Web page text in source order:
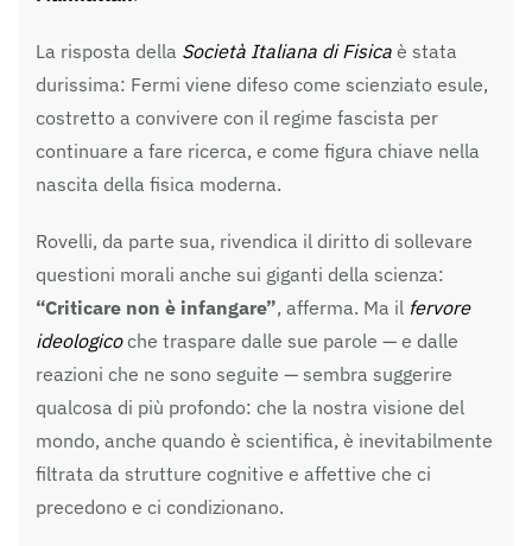
La risposta della Società Italiana di Fisica è stata
durissima: Fermi viene difeso come scienziato esule,
costretto a convivere con il regime fascista per
continuare a fare ricerca, e come figura chiave nella
nascita della fisica moderna.
Rovelli, da parte sua, rivendica il diritto di sollevare
questioni morali anche sui giganti della scienza:
“Criticare non è infangare”, afferma. Ma il fervore
ideologicoche traspare dalle sue parole — e dalle
reazioni che ne sono seguite — sembra suggerire
qualcosa di più profondo: che la nostra visione del
mondo, anche quando è scientifica, è inevitabilmente
filtrata da strutture cognitive e affettive che ci
precedono e ci condizionano.